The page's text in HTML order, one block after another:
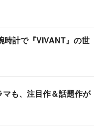
時計で『VIVANT』の世
も、注目作＆話題作が